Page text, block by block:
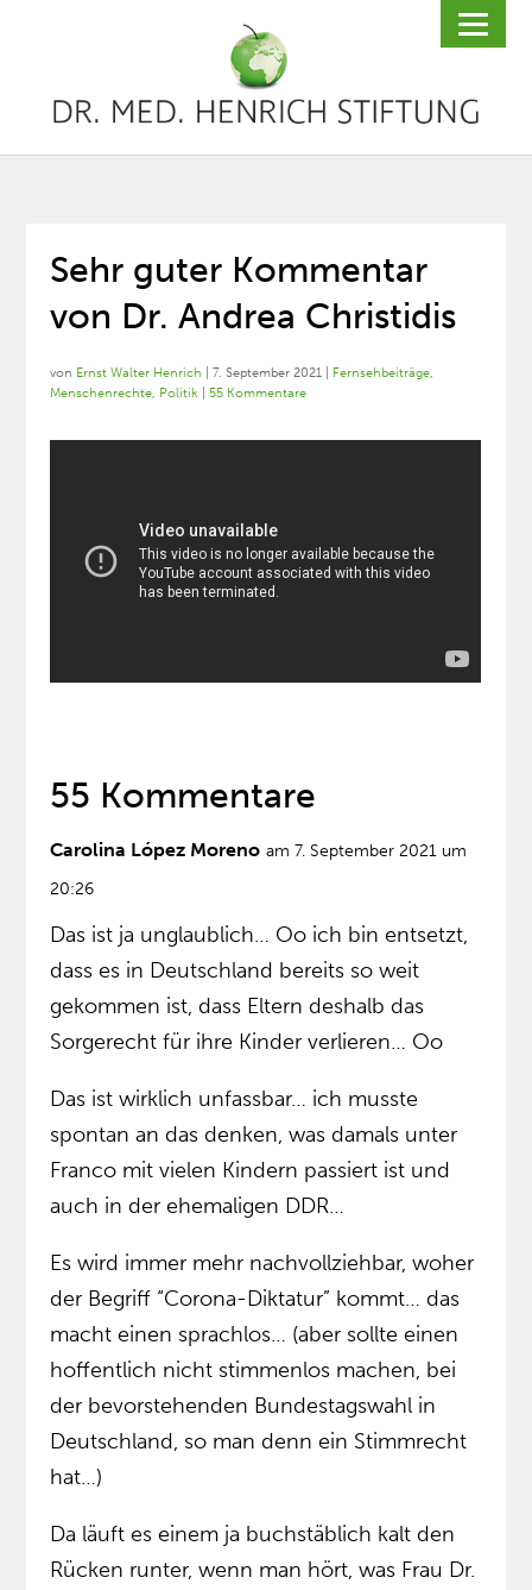
Sehr guter Kommentar
von Dr. Andrea Christidis
von Ernst Walter Henrich |7. September 2021 Fernsehbeiträge,
Menschenrechte, Politik |55 Kommentare
55 Kommentare
Carolina López Moreno am 7. September 2021 um
20:26
Das ist ja unglaublich… Oo ich bin entsetzt,
dass es in Deutschland bereits so weit
gekommen ist, dass Eltern deshalb das
Sorgerecht für ihre Kinder verlieren… Oo
Das ist wirklich unfassbar… ich musste
spontan an das denken, was damals unter
Franco mit vielen Kindern passiert ist und
auch in der ehemaligen DDR…
Es wird immer mehr nachvollziehbar, woher
der Begriff “Corona-Diktatur” kommt… das
macht einen sprachlos… (aber sollte einen
hoffentlich nicht stimmenlos machen, bei
der bevorstehenden Bundestagswahl in
Deutschland, so man denn ein Stimmrecht
hat…)
Da läuft es einem ja buchstäblich kalt den
Rücken runter, wenn man hört, was Frau Dr.